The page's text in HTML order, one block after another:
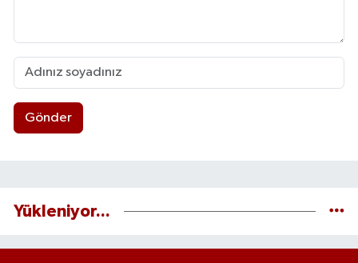
Gönder
Yükleniyor...